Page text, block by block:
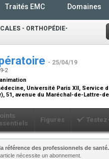
Traités EMC Domaines
- ORTHOPÉDIE-
- 25/04/19
2
Université Paris XII, Service
51, avenue du Maréchal-de-Lattre-
Figures
référence des professionnels de santé.
nécessite un abonnement.